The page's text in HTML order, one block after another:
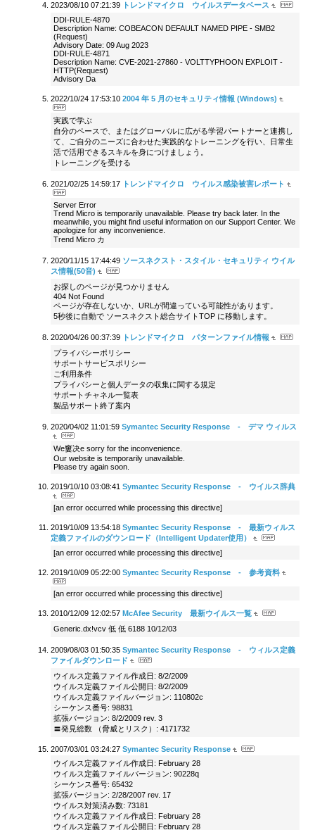
2023/08/10 07:21:39 トレンドマイクロ ウイルスデータベース
DDI-RULE-4870
Description Name: COBEACON DEFAULT NAMED PIPE - SMB2
(Request)
Advisory Date: 09 Aug 2023
DDI-RULE-4871
Description Name: CVE-2021-27860 - VOLTTYPHOON EXPLOIT -
HTTP(Request)
Advisory Da
2022/10/24 17:53:10 2004 年 5 月のセキュリティ情報 (Windows)
実践で学ぶ
自分のペースで、またはグローバルに広がる学習パートナーと連携し
て、ご自分のニーズに合わせた実践的なトレーニングを行い、日常生
活で活用できるスキルを身につけましょう。
トレーニングを受ける
2021/02/25 14:59:17 トレンドマイクロ ウイルス感染被害レポート
Server Error
Trend Micro is temporarily unavailable. Please try back later. In the
meanwhile, you might find useful information on our Support Center. We
apologize for any inconvenience.
Trend Micro カ
2020/11/15 17:44:49 ソースネクスト・スタイル・セキュリティ ウイル
ス情報(50音)
お探しのページが見つかりません
404 Not Found
ページが存在しないか、URLが間違っている可能性があります。
5秒後に自動で ソースネクスト総合サイトTOP に移動します。
2020/04/26 00:37:39 トレンドマイクロ パターンファイル情報
プライバシーポリシー
サポートサービスポリシー
ご利用条件
プライバシーと個人データの収集に関する規定
サポートチャネル一覧表
製品サポート終了案内
2020/04/02 11:01:59 Symantec Security Response - デマ ウィルス
We窶决e sorry for the inconvenience.
Our website is temporarily unavailable.
Please try again soon.
2019/10/10 03:08:41 Symantec Security Response - ウイルス辞典
[an error occurred while processing this directive]
2019/10/09 13:54:18 Symantec Security Response - 最新ウィルス
定義ファイルのダウンロード（Intelligent Updater使用）
[an error occurred while processing this directive]
2019/10/09 05:22:00 Symantec Security Response - 参考資料
[an error occurred while processing this directive]
2010/12/09 12:02:57 McAfee Security 最新ウイルス一覧
Generic.dx!vcv 低 低 6188 10/12/03
2009/08/03 01:50:35 Symantec Security Response - ウィルス定義
ファイルダウンロード
ウイルス定義ファイル作成日: 8/2/2009
ウイルス定義ファイル公開日: 8/2/2009
ウイルス定義ファイルバージョン: 110802c
シーケンス番号: 98831
拡張バージョン: 8/2/2009 rev. 3
〓発見総数 （脅威とリスク）: 4171732
2007/03/01 03:24:27 Symantec Security Response
ウイルス定義ファイル作成日: February 28
ウイルス定義ファイルバージョン: 90228q
シーケンス番号: 65432
拡張バージョン: 2/28/2007 rev. 17
ウイルス対策済み数: 73181
ウイルス定義ファイル作成日: February 28
ウイルス定義ファイル公開日: February 28